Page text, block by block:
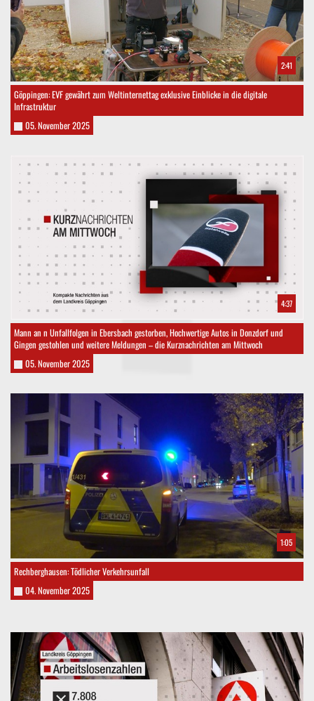
2:41
Göppingen: EVF gewährt zum Weltinternettag exklusive Einblicke in die digitale
Infrastruktur
05. November 2025
4:37
Mann an n Unfallfolgen in Ebersbach gestorben, Hochwertige Autos in Donzdorf und
Gingen gestohlen und weitere Meldungen – die Kurznachrichten am Mittwoch
05. November 2025
1:05
Rechberghausen: Tödlicher Verkehrsunfall
04. November 2025